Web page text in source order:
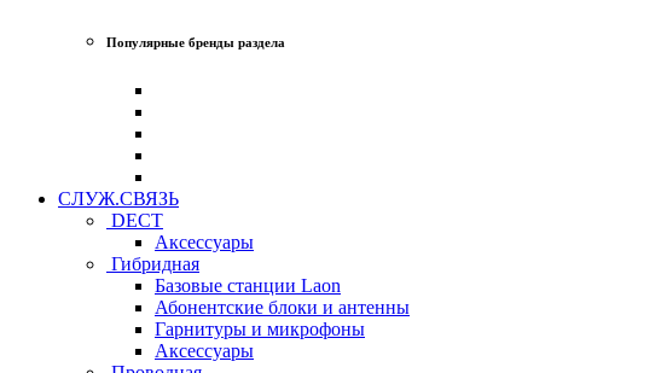
Популярные бренды раздела
СЛУЖ.СВЯЗЬ
DECT
Аксессуары
Гибридная
Базовые станции Laon
Абонентские блоки и антенны
Гарнитуры и микрофоны
Аксессуары